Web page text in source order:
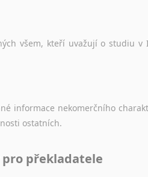
všem, kteří uvažují o studiu v
informace nekomerčního
ostatních.
překladatele